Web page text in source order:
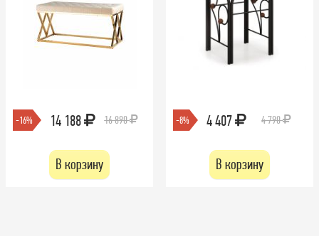
-16% 14 188 16 890
В корзину
-8% 4 407 4 790
В корзину